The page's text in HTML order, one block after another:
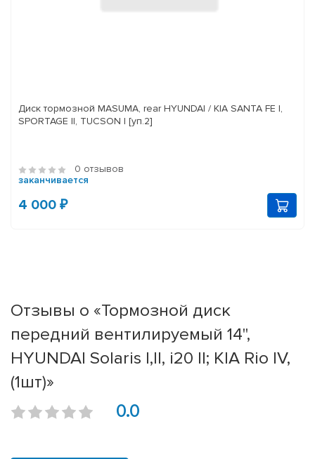
Диск тормозной MASUMA, rear HYUNDAI / KIA SANTA FE I,
SPORTAGE II, TUCSON I [уп.2]
0 отзывов
заканчивается
4 000 ₽
Отзывы о «Тормозной диск
передний вентилируемый 14",
HYUNDAI Solaris I,II, i20 II; KIA Rio IV,
(1шт)»
0.0